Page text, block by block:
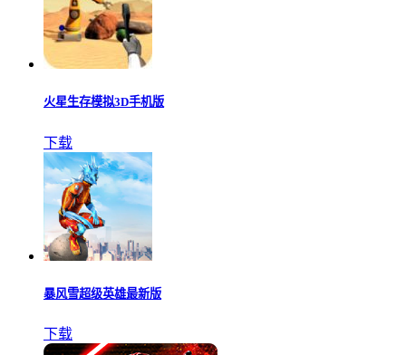
火星生存模拟3D手机版
下载
暴风雪超级英雄最新版
下载